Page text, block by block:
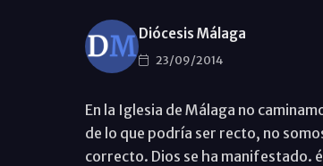
Diócesis Málaga
23/09/2014
En la Iglesia de Málaga no
de lo que podría ser recto, no
correcto. Dios se ha manifestado.